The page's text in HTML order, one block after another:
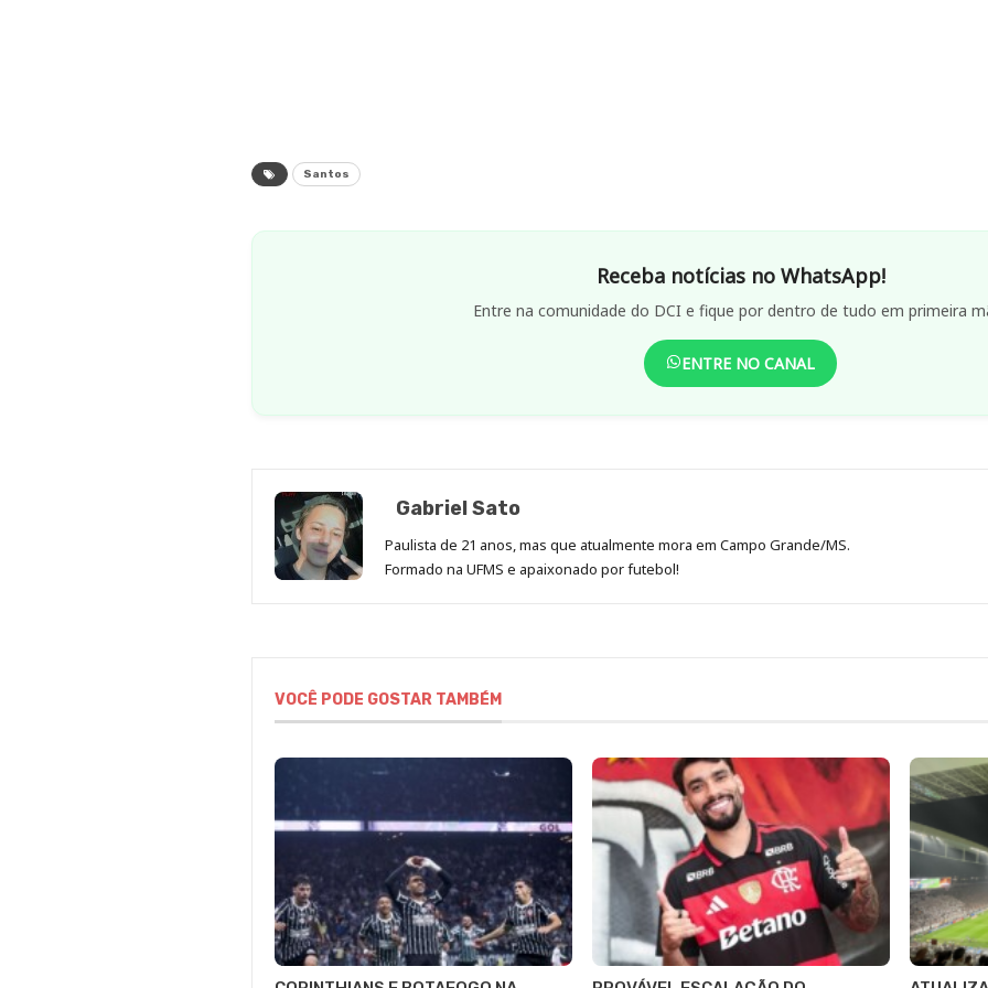
Santos
Receba notícias no WhatsApp!
Entre na comunidade do DCI e fique por dentro de tudo em primeira
ENTRE NO CANAL
Gabriel Sato
Paulista de 21 anos, mas que atualmente mora em Campo Grande/MS.
Formado na UFMS e apaixonado por futebol!
VOCÊ PODE GOSTAR TAMBÉM